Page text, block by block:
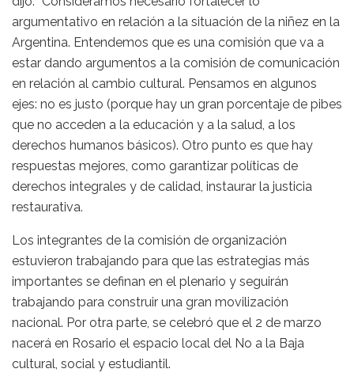
argumentativo en relación a la situación de la niñez en la
Argentina. Entendemos que es una comisión que va a
estar dando argumentos a la comisión de comunicación
en relación al cambio cultural. Pensamos en algunos
ejes: no es justo (porque hay un gran porcentaje de pibes
que no acceden a la educación y a la salud, a los
derechos humanos básicos). Otro punto es que hay
respuestas mejores, como garantizar políticas de
derechos integrales y de calidad, instaurar la justicia
restaurativa.
Los integrantes de la comisión de organización
estuvieron trabajando para que las estrategias más
importantes se definan en el plenario y seguirán
trabajando para construir una gran movilización
nacional. Por otra parte, se celebró que el 2 de marzo
nacerá en Rosario el espacio local del No a la Baja
cultural, social y estudiantil.